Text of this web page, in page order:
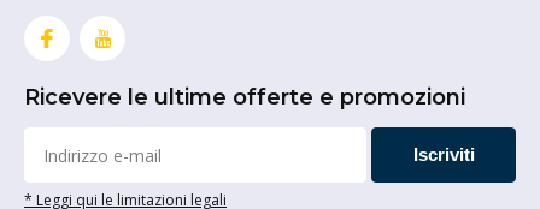
Ricevere le ultime offerte e promozioni
Iscriviti
* Leggi qui le limitazioni legali